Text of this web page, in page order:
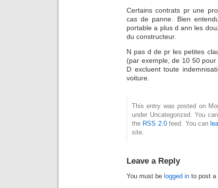
Certains contrats pr une
cas de panne. Bien
portable a plus d ann les
du constructeur.
N pas d de pr les petites
(par exemple, de 10 50
D excluent toute
voiture.
This entry was posted on
under Uncategorized. You
the RSS 2.0feed. You can
site.
Leave a Reply
You must be logged in to post a